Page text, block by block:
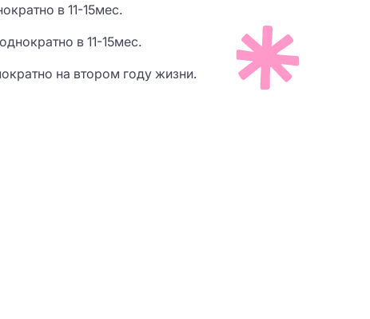
в 11-15мес.
в 11-15мес.
на втором году жизни.